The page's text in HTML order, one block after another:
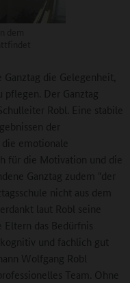
die Gelegenheit,
pflegen. Der Ganztag
Robl. Eine stabile
der
emotionale
für die Motivation und die
Ganztag zudem "der
nicht aus dem
laut Robl seine
das Bedürfnis
und fachlich gut
Wolfgang Robl
Team. Ohne